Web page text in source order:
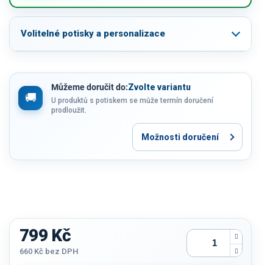
Volitelné potisky a personalizace
Můžeme doručit do:Zvolte variantu
U produktů s potiskem se může termín doručení
prodloužit.
Možnosti doručení
799 Kč
660 Kč bez DPH